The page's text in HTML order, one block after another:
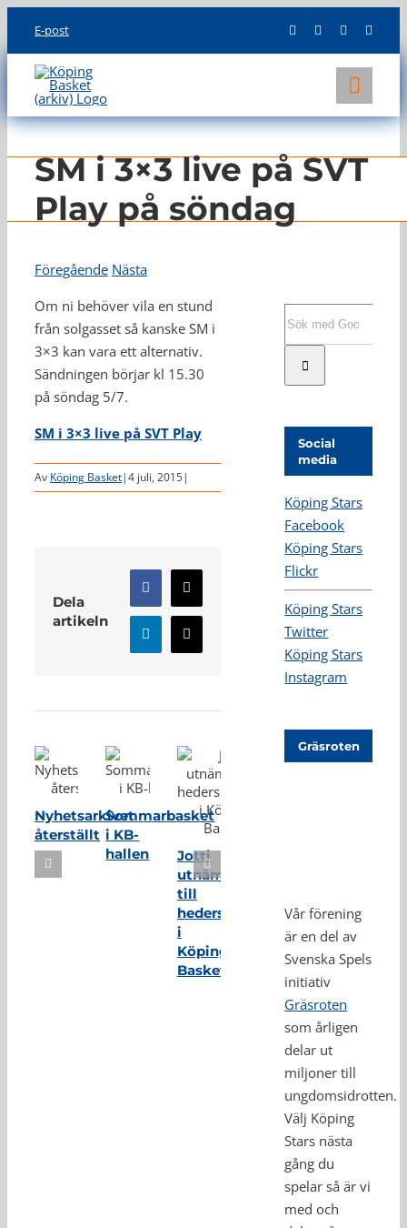
content
E-post
KLUBBEN
LAG
INFO
SM i 3×3 live på SVT
Play på söndag
Föregående Nästa
Om ni behöver vila en stund
från solgasset så kanske SM i
3×3 kan vara ett alternativ.
Sändningen börjar kl 15.30
på söndag 5/7.
SM i 3×3 live på SVT Play
Av Köping Basket|4 juli, 2015|
Dela
artikeln
Facebook
X
LinkedInE-
post
Nyhetsarkivet
återställt
Sommarbasket
i KB-
hallen
Jotti
utnämnd
till
hedersmedlem
i
Köping
Basket
Social
media
Köping Stars
Facebook
Köping Stars
Flickr
Köping Stars
Twitter
Köping Stars
Instagram
Gräsroten
Vår förening
är en del av
Svenska Spels
initiativ
Gräsroten
som årligen
delar ut
miljoner till
ungdomsidrotten.
Välj Köping
Stars nästa
gång du
spelar så är vi
med och